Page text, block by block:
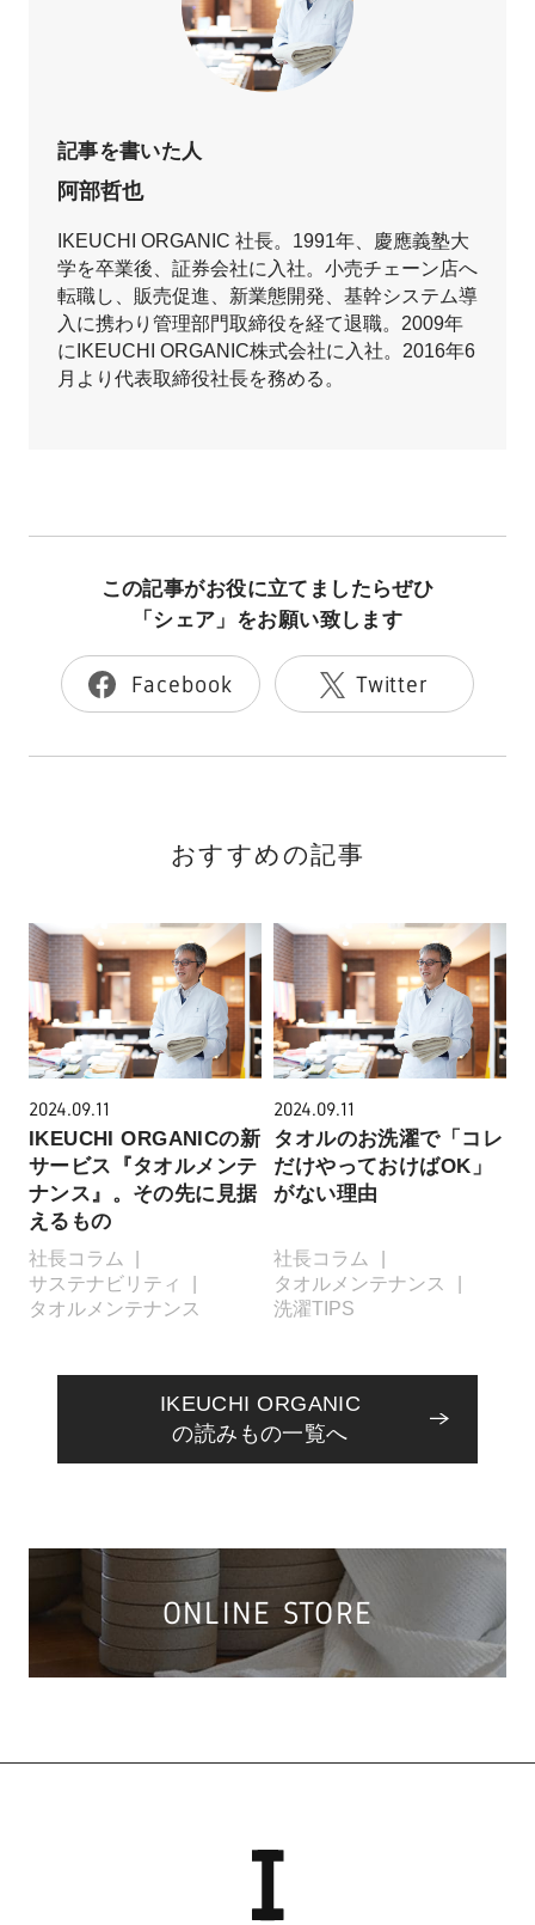
記事を書いた人
阿部哲也
IKEUCHI ORGANIC 社長。1991年、慶應義塾大
学を卒業後、証券会社に入社。小売チェーン店へ
転職し、販売促進、新業態開発、基幹システム導
入に携わり管理部門取締役を経て退職。2009年
にIKEUCHI ORGANIC株式会社に入社。2016年6
月より代表取締役社長を務める。
この記事がお役に立てましたらぜひ
「シェア」をお願い致します
Facebook Twitter
おすすめの記事
2024.09.11
IKEUCHI ORGANICの新
サービス『タオルメンテ
ナンス』。その先に見据
えるもの
社長コラム
サステナビリティ
タオルメンテナンス
2024.09.11
タオルのお洗濯で「コレ
だけやっておけばOK」
がない理由
社長コラム
タオルメンテナンス
洗濯TIPS
IKEUCHI ORGANIC
の読みもの一覧へ
ONLINE STORE